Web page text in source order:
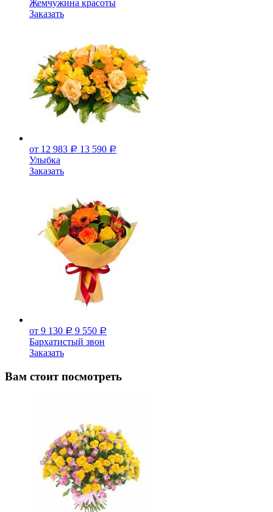
Жемчужина красоты
Заказать
от 12 983 Р 13 590 Р
Улыбка
Заказать
от 9 130 Р 9 550 Р
Бархатистый звон
Заказать
Вам стоит посмотреть